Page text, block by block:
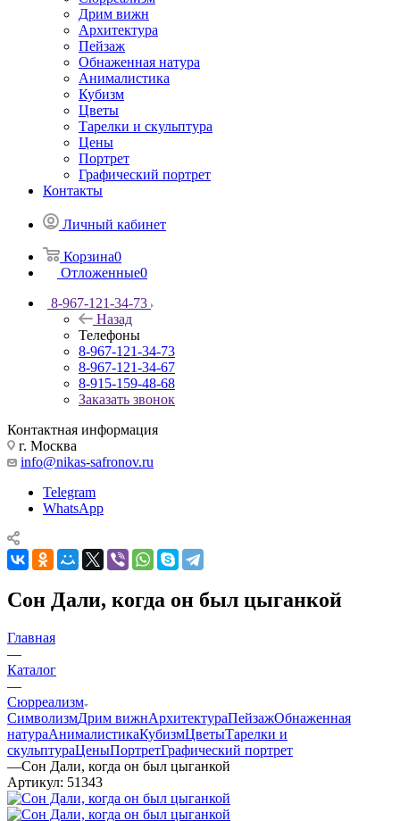
Дрим вижн
Архитектура
Пейзаж
Обнаженная натура
Анималистика
Кубизм
Цветы
Тарелки и скульптура
Цены
Портрет
Графический портрет
Контакты
Личный кабинет
Корзина0
Отложенные0
8-967-121-34-73
Назад
Телефоны
8-967-121-34-73
8-967-121-34-67
8-915-159-48-68
Заказать звонок
Контактная информация
г. Москва
info@nikas-safronov.ru
Telegram
WhatsApp
Сон Дали, когда он был цыганкой
Главная
—
Каталог
—
Сюрреализм
СимволизмДрим вижнАрхитектураПейзажОбнаженная
натураАнималистикаКубизмЦветыТарелки и
скульптураЦеныПортретГрафический портрет
—Сон Дали, когда он был цыганкой
Артикул: 51343